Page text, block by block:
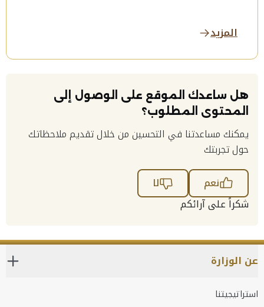
المزيد
هل ساعدك الموقع على الوصول إلى
المحتوى المطلوب؟
يمكنك مساعدتنا في التحسين من خلال تقديم ملاحظاتك
حول تجربتك
نعم
لا
شكراً على آرائكم
عن الوزارة
استراتيجيتنا